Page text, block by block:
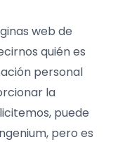
web de
quién es
personal
la
puede
pero es